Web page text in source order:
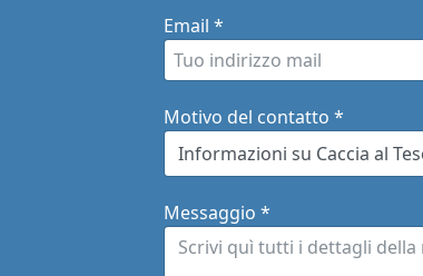
Email *
Motivo del contatto *
Messaggio *